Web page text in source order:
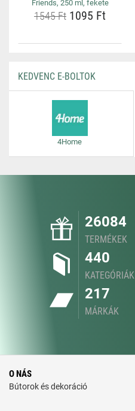
Friends, 250 ml, fekete
1545 Ft 1095 Ft
KEDVENC E-BOLTOK
4Home
26084
TERMÉKEK
440
KATEGÓRIÁK
217
MÁRKÁK
O NÁS
Bútorok és dekoráció